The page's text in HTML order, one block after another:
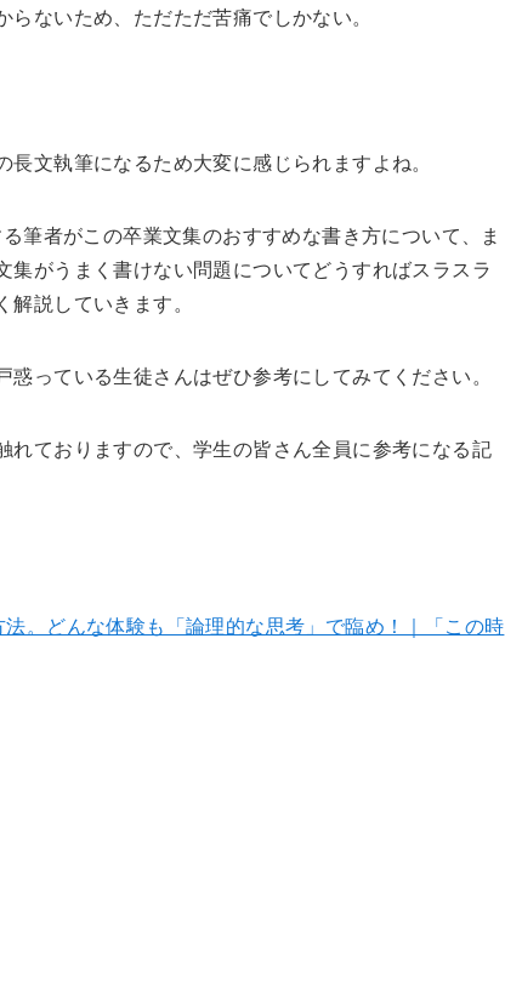
ないため、ただただ苦痛でしかない。
文執筆になるため大変に感じられますよね。
筆者がこの卒業文集のおすすめな書き方について、ま
がうまく書けない問題についてどうすればスラスラ
説していきます。
っている生徒さんはぜひ参考にしてみてください。
れておりますので、学生の皆さん全員に参考になる記
。どんな体験も「論理的な思考」で臨め！｜「この時